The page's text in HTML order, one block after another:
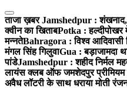
Skip
to
content
ताजा ख़बरJamshedpur : शंखनाद,
क्वीन का खिताबPotka : हल्दीपोखर
मन्नतेBahragora : विश्व आदिवासी
मंगल सिंह गिलुवाGua : बड़ाजामदा
पांडेJamshedpur : शहीद निर्मल
लायंस क्लब ऑफ जमशेदपुर प्रीमियम
अवैध लॉटरी के साथ धराया मोती